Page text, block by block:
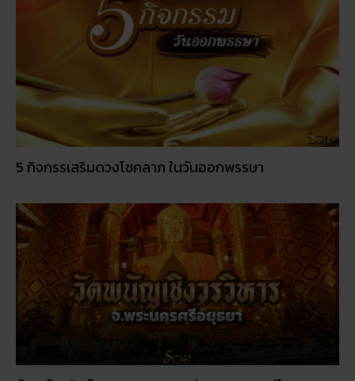
5 กิจกรรเสริมดวงโชคลาภ ในวันออกพรรษา